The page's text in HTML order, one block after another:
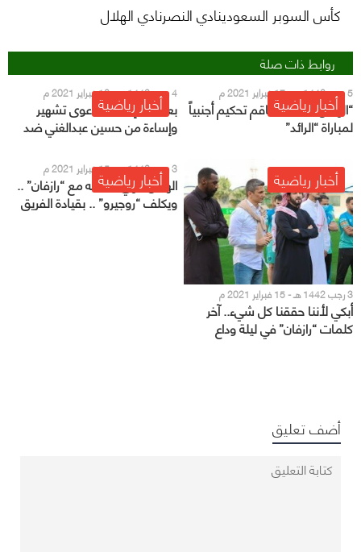
كأس السوبر السعودينادي النصرنادي الهلال
روابط ذات صلة
أخبار رياضية 5 رجب 1442 هـ - 17 فبراير 2021 م
“الهلال” يطلب طاقم تحكيم أجنبياً
لمباراة “الرائد”
أخبار رياضية 4 رجب 1442 هـ - 16 فبراير 2021 م
بعد قرار إيقافه.. دعوى تشهير
وإساءة من حسين عبدالغني ضد
محترف الشباب ورئيسه
أخبار رياضية
3 رجب 1442 هـ - 15 فبراير 2021 م
أبكي لأننا حققنا كل شيء.. آخر
كلمات “رازفان” في ليلة وداع
أخبار رياضية 3 رجب 1442 هـ - 15 فبراير 2021 م
الهلال ينهي علاقته مع “رازفان” ..
ويكلف “روجيرو” .. بقيادة الفريق
أضف تعليق